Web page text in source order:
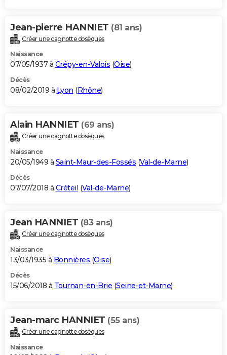
Jean-pierre HANNIET (81 ans)
Créer une cagnotte obsèques
Naissance
07/05/1937 à Crépy-en-Valois (Oise)
Décès
08/02/2019 à Lyon (Rhône)
Alain HANNIET (69 ans)
Créer une cagnotte obsèques
Naissance
20/05/1949 à Saint-Maur-des-Fossés (Val-de-Marne)
Décès
07/07/2018 à Créteil (Val-de-Marne)
Jean HANNIET (83 ans)
Créer une cagnotte obsèques
Naissance
13/03/1935 à Bonnières (Oise)
Décès
15/06/2018 à Tournan-en-Brie (Seine-et-Marne)
Jean-marc HANNIET (55 ans)
Créer une cagnotte obsèques
Naissance